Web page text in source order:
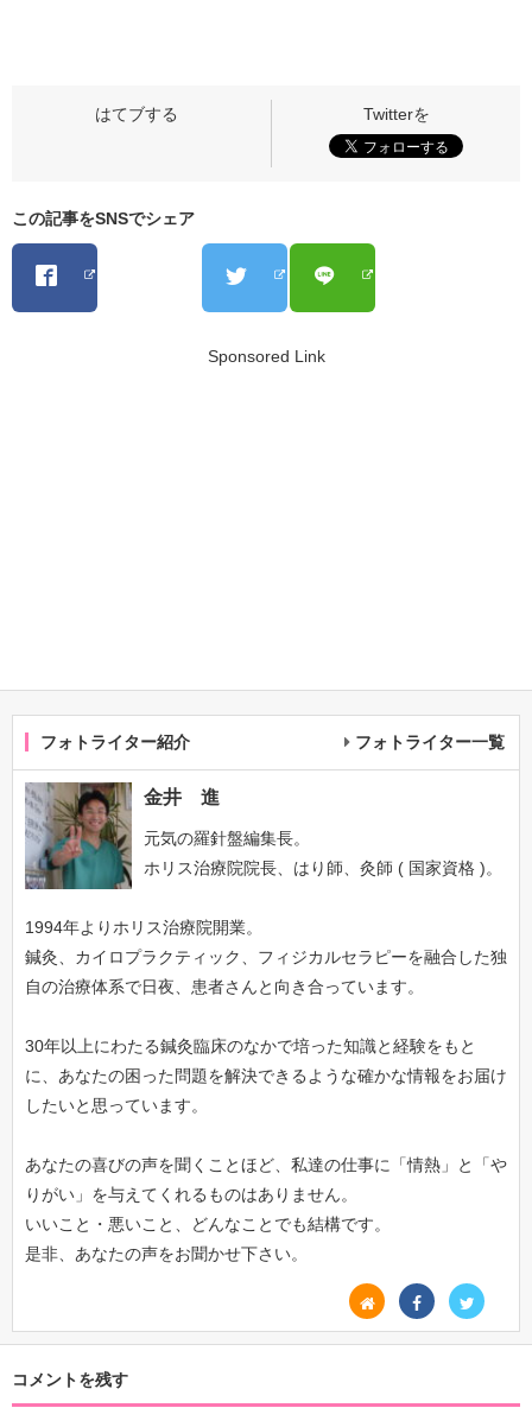
この記事をSNSでシェア
Sponsored Link
フォトライター紹介 フォトライター一覧
金井 進
元気の羅針盤編集長。
ホリス治療院院長、はり師、灸師 ( 国家資格 )。
1994年よりホリス治療院開業。
鍼灸、カイロプラクティック、フィジカルセラピーを融合した独
自の治療体系で日夜、患者さんと向き合っています。
30年以上にわたる鍼灸臨床のなかで培った知識と経験をもと
に、あなたの困った問題を解決できるような確かな情報をお届け
したいと思っています。
あなたの喜びの声を聞くことほど、私達の仕事に「情熱」と「や
りがい」を与えてくれるものはありません。
いいこと・悪いこと、どんなことでも結構です。
是非、あなたの声をお聞かせ下さい。
コメントを残す